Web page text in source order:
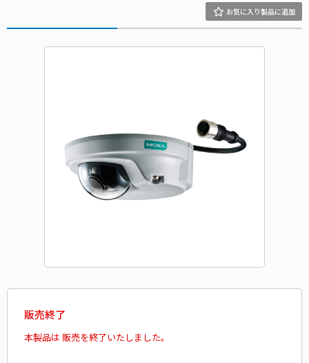
販売終了
本製品は 販売を終了いたしました。